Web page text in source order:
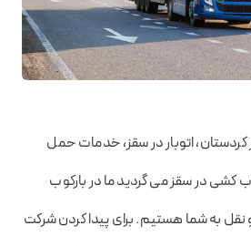
کردستان، اتوبار در سقز، خدمات حمل
کشی در سقز می گردید ما در بارکوب
نقل به شما هستیم. برای پیدا کردن شرکت